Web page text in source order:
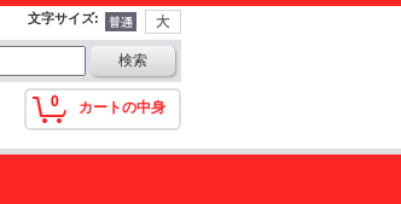
文字サイズ:
0 カートの中身